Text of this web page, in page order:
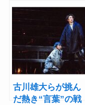
『エドモン～「シ
ラノ・ド・ベルジ
ュラック」を書い
た男～』レポート
古川雄大らが挑ん
だ熱き“言葉”の戦